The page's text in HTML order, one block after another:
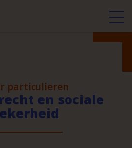
particulieren
en sociale